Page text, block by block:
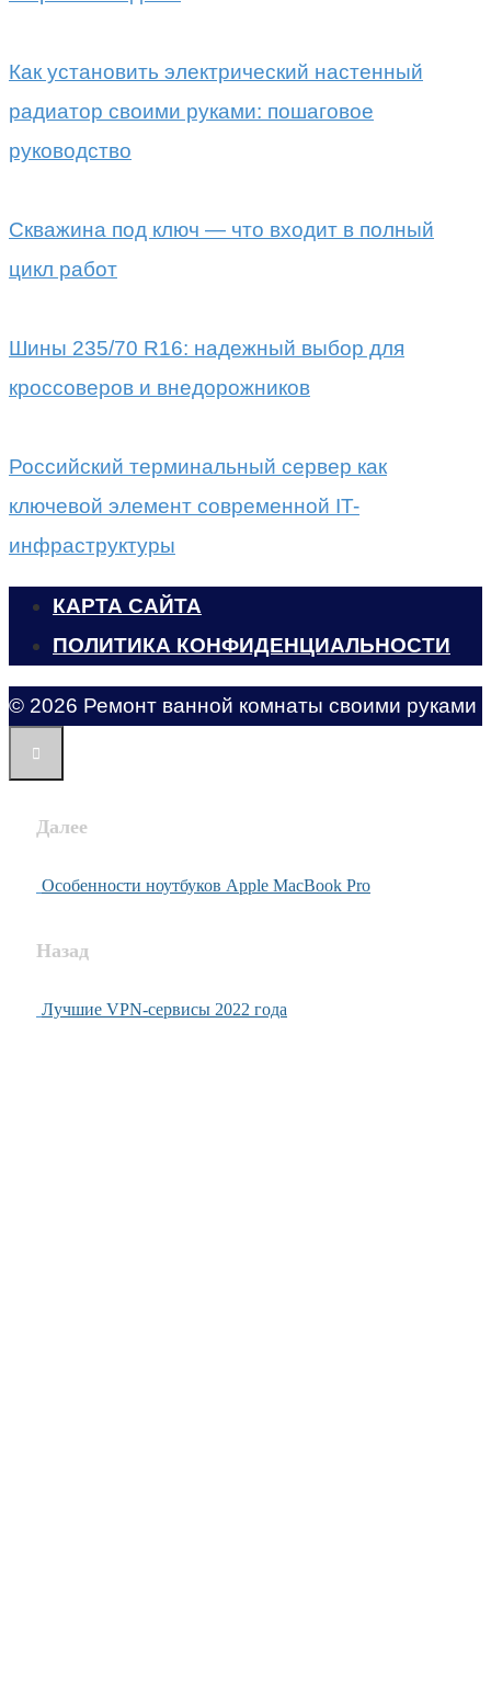
Как установить электрический настенный
радиатор своими руками: пошаговое
руководство
Скважина под ключ — что входит в полный
цикл работ
Шины 235/70 R16: надежный выбор для
кроссоверов и внедорожников
Российский терминальный сервер как
ключевой элемент современной IT-
инфраструктуры
КАРТА САЙТА
ПОЛИТИКА КОНФИДЕНЦИАЛЬНОСТИ
© 2026 Ремонт ванной комнаты своими руками
Далее
Особенности ноутбуков Apple MacBook Pro
Назад
Лучшие VPN-сервисы 2022 года